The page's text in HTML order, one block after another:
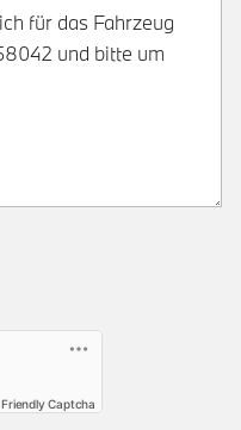
Friendly Captcha